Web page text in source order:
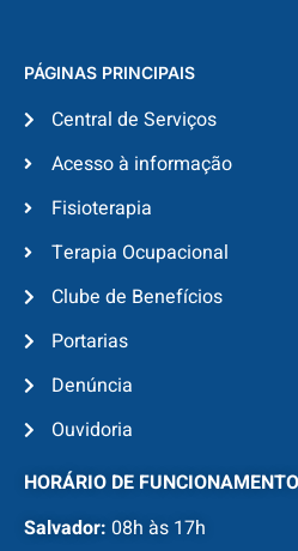
PÁGINAS PRINCIPAIS
Central de Serviços
Acesso à informação
Fisioterapia
Terapia Ocupacional
Clube de Benefícios
Portarias
Denúncia
Ouvidoria
HORÁRIO DE FUNCIONAMENTO
Salvador: 08h às 17h